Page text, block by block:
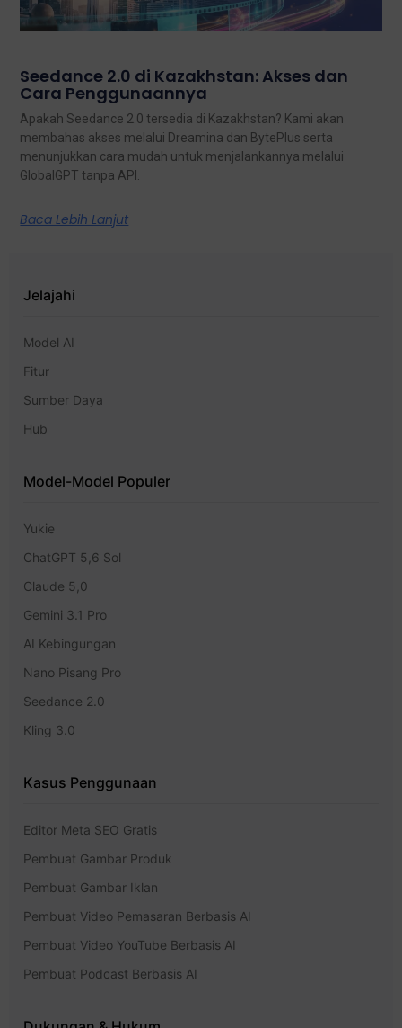
Seedance 2.0 di Kazakhstan: Akses dan
Cara Penggunaannya
Apakah Seedance 2.0 tersedia di Kazakhstan? Kami akan
membahas akses melalui Dreamina dan BytePlus serta
menunjukkan cara mudah untuk menjalankannya melalui
GlobalGPT tanpa API.
Baca Lebih Lanjut
Jelajahi
Model AI
Fitur
Sumber Daya
Hub
Model-Model Populer
Yukie
ChatGPT 5,6 Sol
Claude 5,0
Gemini 3.1 Pro
AI Kebingungan
Nano Pisang Pro
Seedance 2.0
Kling 3.0
Kasus Penggunaan
Editor Meta SEO Gratis
Pembuat Gambar Produk
Pembuat Gambar Iklan
Pembuat Video Pemasaran Berbasis AI
Pembuat Video YouTube Berbasis AI
Pembuat Podcast Berbasis AI